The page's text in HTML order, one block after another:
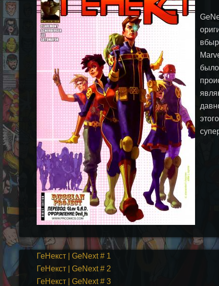
ГеНекст | GeNext # 1
ГеНекст | GeNext # 2
ГеНекст | GeNext # 3